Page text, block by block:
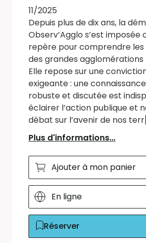
11/2025
Depuis plus de dix ans, la
Observ’Agglo s’est imposée
repère pour comprendre les
des grandes agglomérations
Elle repose sur une
exigeante : une
robuste et discutée est
éclairer l’action publique et
débat sur l’avenir de nos
Plus d'informations...
Ajouter à mon panier
En ligne
Réserver